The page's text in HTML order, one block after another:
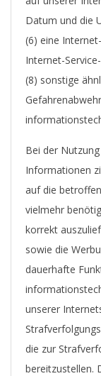
Datum und die
(6) eine
Internet-
(8) sonstige
Bei der
Informationen
auf die
vielmehr
korrekt
sowie die
dauerhafte
unserer
die zur
bereitzustellen.